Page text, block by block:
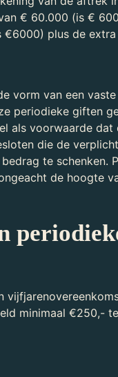
€ 60.000 (is €
€6000) plus de
vorm van een
periodieke giften
als voorwaarde dat
die de
te schenken.
de hoogte
minimaal €250,-